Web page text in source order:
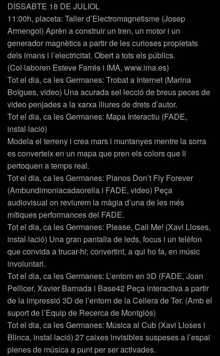
DISSABTE 18 DE JULIOL
11:00h, placeta: Taller d’Electromagnetisme (Josep
Armengol) Aprèn a construir un tren, un motor i un
generador magnètics a partir de les curioses propietats
dels imans i l’electricitat. Obert a tots els públics.
(Col·laboren Esteve Farrés i IMA, www.ima.es)
Tot el dia, ca les Germanes: Trobat a Internet (Marina
Boïgues, video) Una acurada sel·lecció de breus peces de
video penjades a la xarxa lliures de drets d’autor.
Tot el dia, ca les Germanes: Mapa Interactiu (FADE,
instal·lació)
Modela el terreny i crea mars i muntanyes mentre la sorra
es converteix en un mapa que pren els colors que li
pertoquen a temps real.
Tot el dia, ca les Germanes: Pianos Don’t Fly Forever
(Ambundimoniacadaorella i FADE, video) Peça
audiovisual on reviurem la màgia d’una de les més
mítiques performances del FADE.
Tot el dia, ca les Germanes: Please, Call Me! (Xavi Lloses,
instal·lació) Una gran pantalla de leds, focus i un telèfon
que convida a trucar-hi; convertint, a qui ho fa, en músic
involuntari.
Tot el dia, ca les Germanes: L’entorn en 3D (FADE, Joan
Pellicer, Xavier Barnada i Base42 Peça interactiva a partir
de la impressió 3D de l’entorn de la Cellera de Ter. (Amb el
suport de l’Equip de Recerca de Montglós)
Tot el dia, ca les Germanes: Música al Cub (Xavi Lloses i
Blinca, instal·lació) 27 caixes invisibles suspeses a l’espai
plenes de música a punt per ser activades.